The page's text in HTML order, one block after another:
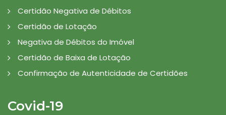
Certidão Negativa de Débitos
Certidão de Lotação
Negativa de Débitos do Imóvel
Certidão de Baixa de Lotação
Confirmação de Autenticidade de Certidões
Covid-19